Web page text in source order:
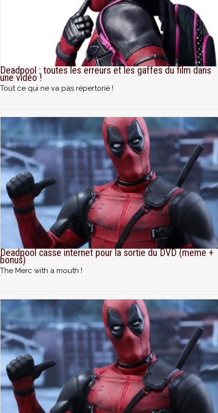
Deadpool : toutes les erreurs et les gaffes du film dans
une vidéo !
Tout ce qui ne va pas répertorié !
Deadpool casse internet pour la sortie du DVD (meme +
bonus)
The Merc with a mouth !